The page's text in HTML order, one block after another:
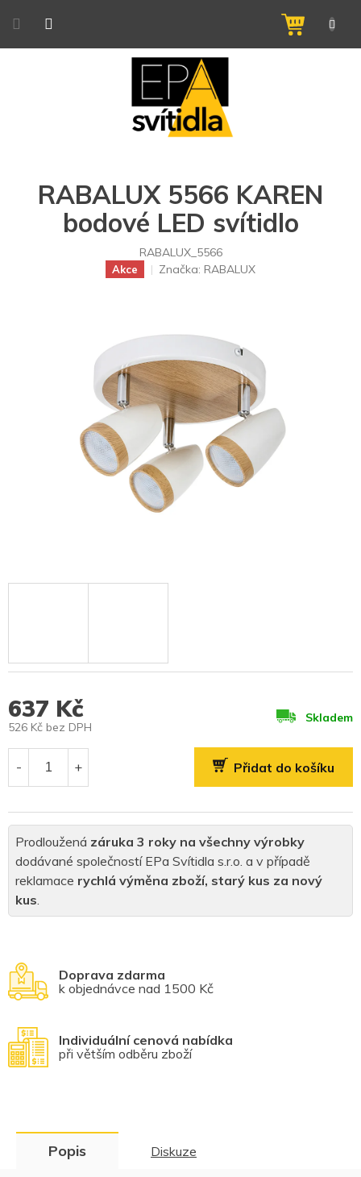
NÁKUPNÍ
KOŠÍK
RABALUX 5566 KAREN
bodové LED svítidlo
RABALUX_5566
Akce Značka: RABALUX
Doprava zdarma
k objednávce nad 1500 Kč
Individuální cenová nabídka
při větším odběru zboží
Prodloužená záruka 3 roky na všechny výrobky
dodávané společností EPa Svítidla s.r.o. a v případě
reklamace rychlá výměna zboží, starý kus za nový
kus.
637 Kč
526 Kč bez DPH
Skladem
Přidat do košíku
Popis Diskuze